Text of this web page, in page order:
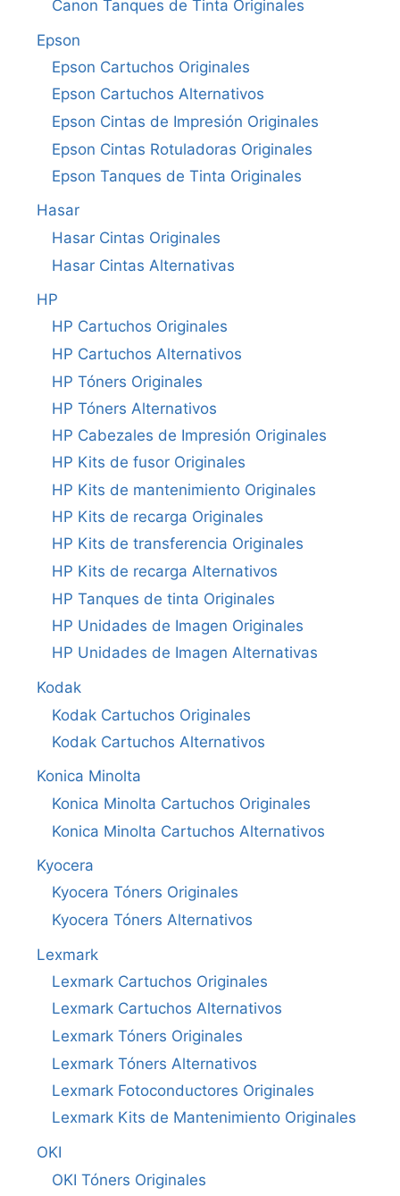
Canon Tanques de Tinta Originales
Epson
Epson Cartuchos Originales
Epson Cartuchos Alternativos
Epson Cintas de Impresión Originales
Epson Cintas Rotuladoras Originales
Epson Tanques de Tinta Originales
Hasar
Hasar Cintas Originales
Hasar Cintas Alternativas
HP
HP Cartuchos Originales
HP Cartuchos Alternativos
HP Tóners Originales
HP Tóners Alternativos
HP Cabezales de Impresión Originales
HP Kits de fusor Originales
HP Kits de mantenimiento Originales
HP Kits de recarga Originales
HP Kits de transferencia Originales
HP Kits de recarga Alternativos
HP Tanques de tinta Originales
HP Unidades de Imagen Originales
HP Unidades de Imagen Alternativas
Kodak
Kodak Cartuchos Originales
Kodak Cartuchos Alternativos
Konica Minolta
Konica Minolta Cartuchos Originales
Konica Minolta Cartuchos Alternativos
Kyocera
Kyocera Tóners Originales
Kyocera Tóners Alternativos
Lexmark
Lexmark Cartuchos Originales
Lexmark Cartuchos Alternativos
Lexmark Tóners Originales
Lexmark Tóners Alternativos
Lexmark Fotoconductores Originales
Lexmark Kits de Mantenimiento Originales
OKI
OKI Tóners Originales